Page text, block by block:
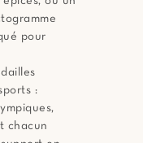
pour
:
chacun